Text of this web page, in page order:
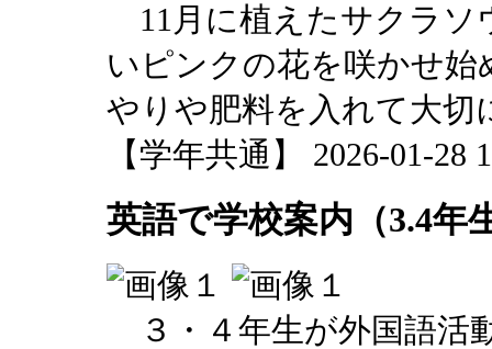
11月に植えたサクラソ
いピンクの花を咲かせ
やりや肥料を入れて大切
【学年共通】 2026-01-28
英語で学校案内（3.4年
３・４年生が外国語活